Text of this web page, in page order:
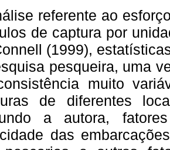
referente ao
de captura por
(1999),
pesqueira, uma
muito
de diferentes
a autora,
das